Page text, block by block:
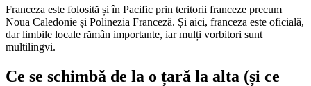
Franceza este folosită și în Pacific prin teritorii franceze precum
Noua Caledonie și Polinezia Franceză. Și aici, franceza este oficială,
dar limbile locale rămân importante, iar mulți vorbitori sunt
multilingvi.
Ce se schimbă de la o țară la alta (și ce